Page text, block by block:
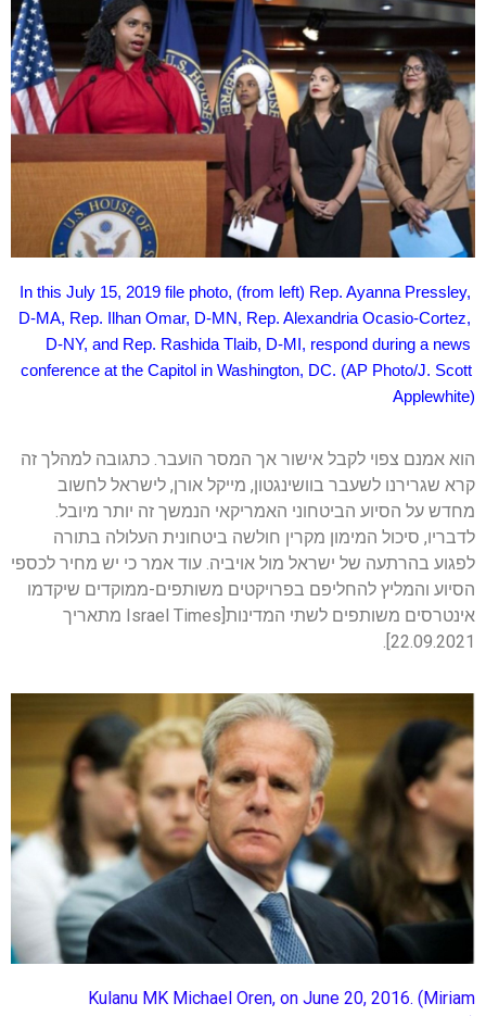
In this July 15, 2019 file photo, (from left) Rep. Ayanna Pressley,
D-MA, Rep. Ilhan Omar, D-MN, Rep. Alexandria Ocasio-Cortez,
D-NY, and Rep. Rashida Tlaib, D-MI, respond during a news
conference at the Capitol in Washington, DC. (AP Photo/J. Scott
Applewhite)
הוא אמנם צפוי לקבל אישור אך המסר הועבר. כתגובה למהלך זה
קרא שגרירנו לשעבר בוושינגטון, מייקל אורן, לישראל לחשוב
מחדש על הסיוע הביטחוני האמריקאי הנמשך זה יותר מיובל.
לדבריו, סיכול המימון מקרין חולשה ביטחונית העלולה בתורה
לפגוע בהרתעה של ישראל מול אויביה. עוד אמר כי יש מחיר לכספי
הסיוע והמליץ להחליפם בפרויקטים משותפים-ממוקדים שיקדמו
אינטרסים משותפים לשתי המדינות
[Israel Times מתאריך
22.09.2021].
Kulanu MK Michael Oren, on June 20, 2016. (Miriam